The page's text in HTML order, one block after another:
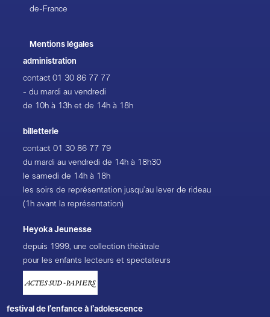
de-France
Mentions légales
administration
contact 01 30 86 77 77
- du mardi au vendredi
de 10h à 13h et de 14h à 18h
billetterie
contact 01 30 86 77 79
du mardi au vendredi de 14h à 18h30
le samedi de 14h à 18h
les soirs de représentation jusqu’au lever de rideau
(1h avant la représentation)
Heyoka Jeunesse
depuis 1999, une collection théâtrale
pour les enfants lecteurs et spectateurs
festival de l’enfance à l’adolescence